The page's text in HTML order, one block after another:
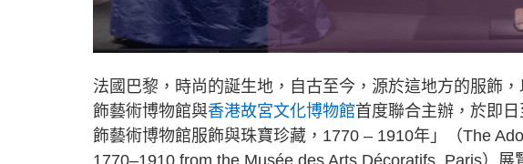
法國巴黎，時尚的誕生地，自古至今，源於這地方的服飾
飾藝術博物館與香港故宮文化博物館首度聯合主辦，於即
飾藝術博物館服飾與珠寶珍藏，1770 – 1910年」（The